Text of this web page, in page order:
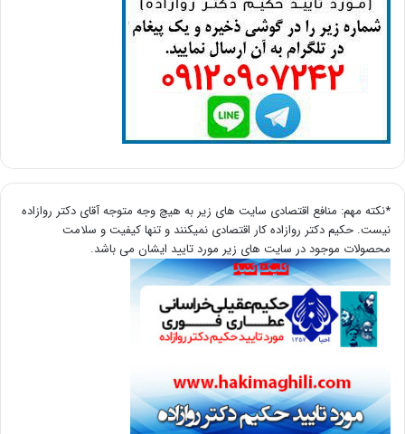
*نکته مهم: منافع اقتصادی سایت های زیر به هیچ وجه متوجه آقای دکتر روازاده
نیست. حکیم دکتر روازاده کار اقتصادی نمیکنند و تنها کیفیت و سلامت
محصولات موجود در سایت های زیر مورد تایید ایشان می باشد.